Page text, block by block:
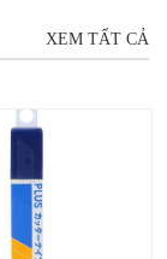
XEM TẤT CẢ